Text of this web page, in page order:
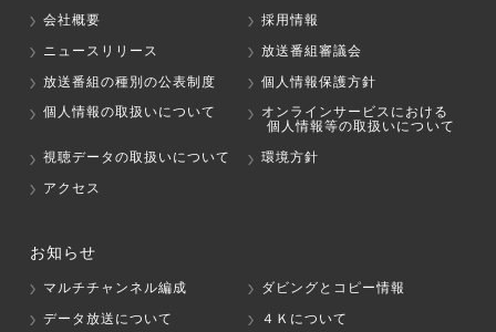
会社概要
採用情報
ニュースリリース
放送番組審議会
放送番組の種別の公表制度
個人情報保護方針
個人情報の取扱いについて
オンラインサービスにおける
個人情報等の取扱いについて
視聴データの取扱いについて
環境方針
アクセス
お知らせ
マルチチャンネル編成
ダビングとコピー情報
データ放送について
４Ｋについて